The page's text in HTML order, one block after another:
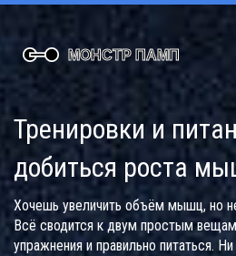
Тренировки и
добиться роста
Хочешь увеличить объём мышц, но
Всё сводится к двум простым
упражнения и правильно питаться.